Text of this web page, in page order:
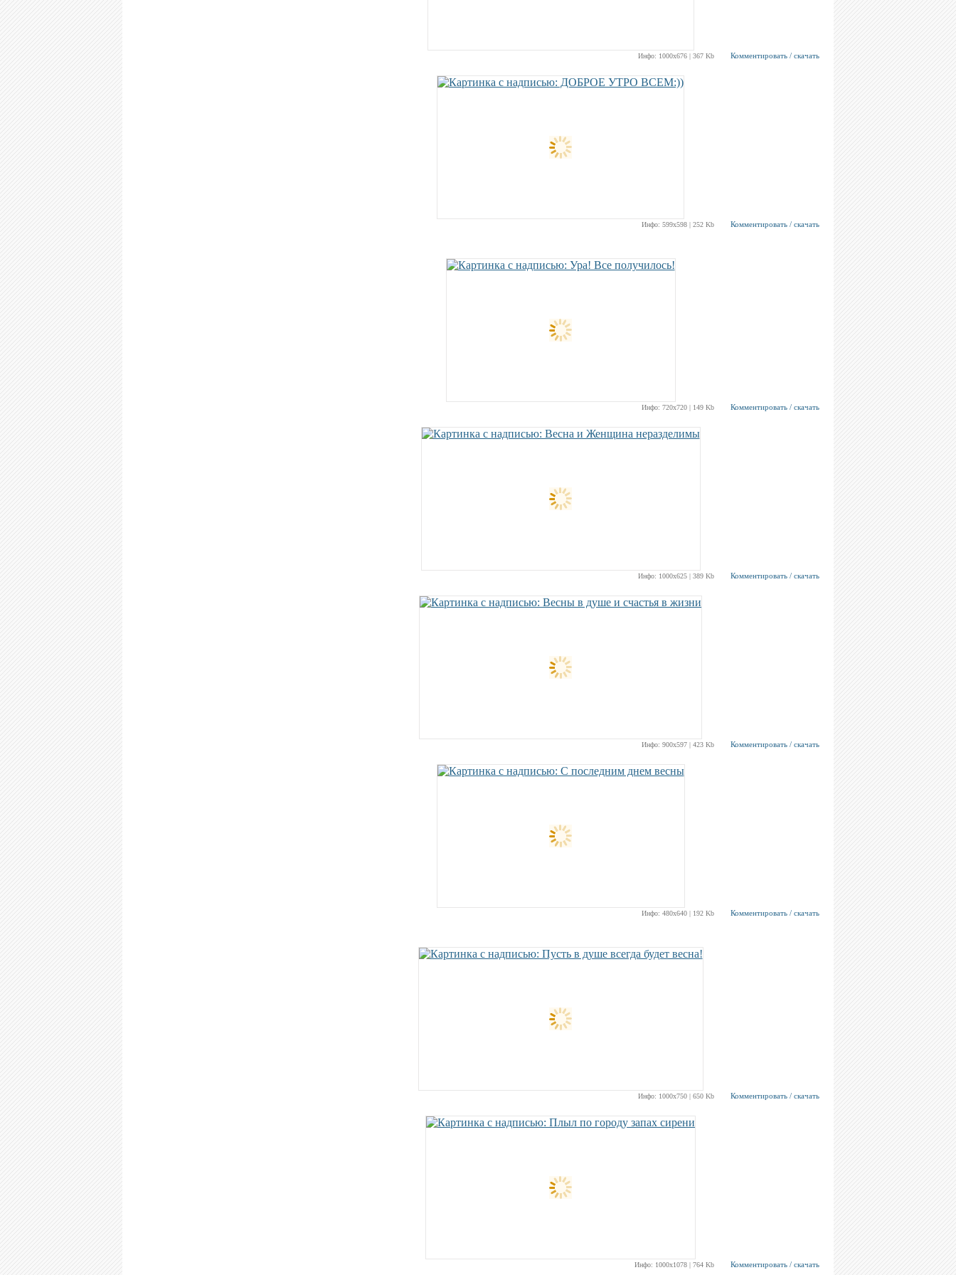
Инфо: 1000х676 | 367 Kb Комментировать / скачать
Инфо: 599х598 | 252 Kb Комментировать / скачать
Инфо: 720х720 | 149 Kb Комментировать / скачать
Инфо: 1000х625 | 389 Kb Комментировать / скачать
Инфо: 900х597 | 423 Kb Комментировать / скачать
Инфо: 480х640 | 192 Kb Комментировать / скачать
Инфо: 1000х750 | 650 Kb Комментировать / скачать
Инфо: 1000х1078 | 764 Kb Комментировать / скачать